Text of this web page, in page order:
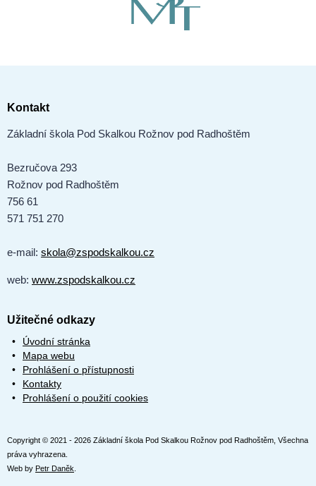
Kontakt
Základní škola Pod Skalkou Rožnov pod Radhoštěm
Bezručova 293
Rožnov pod Radhoštěm
756 61
571 751 270
e-mail: skola@zspodskalkou.cz
web: www.zspodskalkou.cz
Užitečné odkazy
Úvodní stránka
Mapa webu
Prohlášení o přístupnosti
Kontakty
Prohlášení o použití cookies
Copyright © 2021 - 2026 Základní škola Pod Skalkou Rožnov pod Radhoštěm, Všechna
práva vyhrazena.
Web by Petr Daněk